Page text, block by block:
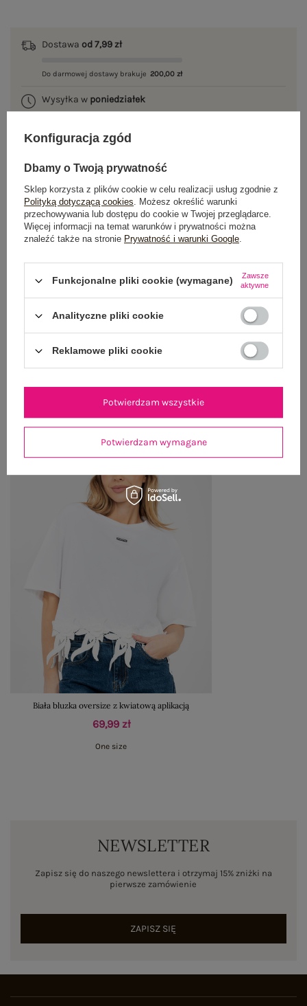
Dostawa od 7,99 zł
Do darmowej dostawy brakuje 200,00 zł
Wysyłka w poniedziałek
OPIS PRODUKTU
GŁÓWNE PARAMETRY
WYSYŁKA I DOSTAWA
ZWROTY I REKLAMACJE
Biała bluzka oversize z kwiatową aplikacją
69,99 zł
One size
NEWSLETTER
Zapisz się do naszego newslettera i otrzymaj 15% zniżki na
pierwsze zamówienie
ZAPISZ SIĘ
Konfiguracja zgód
Dbamy o Twoją prywatność
Sklep korzysta z plików cookie w celu realizacji usług zgodnie z
Polityką dotyczącą cookies. Możesz określić warunki
przechowywania lub dostępu do cookie w Twojej przeglądarce.
Więcej informacji na temat warunków i prywatności można
znaleźć także na stronie Prywatność i warunki Google.
Funkcjonalne pliki cookie (wymagane)
Zawsze
aktywne
Analityczne pliki cookie
Reklamowe pliki cookie
Potwierdzam wymagane
Potwierdzam wszystkie